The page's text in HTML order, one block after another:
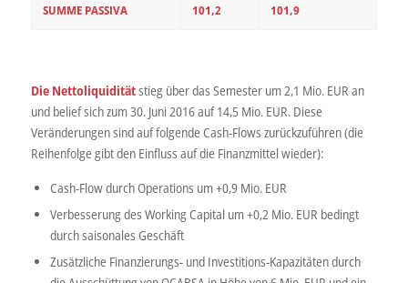
SUMME PASSIVA 101,2 101,9
Die Nettoliquiditätstieg über das Semester um 2,1 Mio. EUR an
und belief sich zum 30. Juni 2016 auf 14,5 Mio. EUR. Diese
Veränderungen sind auf folgende Cash-Flows zurückzuführen (die
Reihenfolge gibt den Einfluss auf die Finanzmittel wieder):
Cash-Flow durch Operations um +0,9 Mio. EUR
Verbesserung des Working Capital um +0,2 Mio. EUR bedingt
durch saisonales Geschäft
Zusätzliche Finanzierungs- und Investitions-Kapazitäten durch